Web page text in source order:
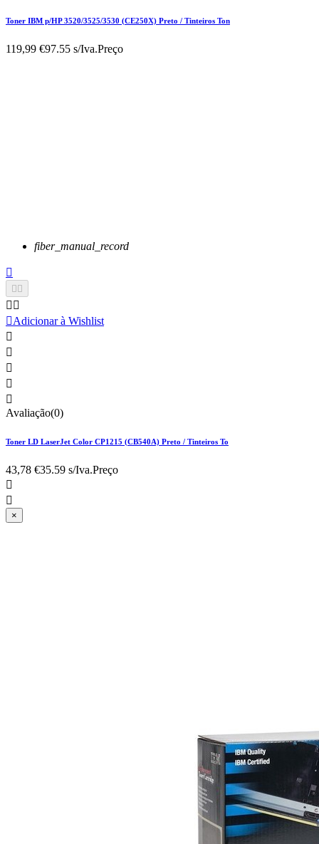
Toner IBM p/HP 3520/3525/3530 (CE250X) Preto / Tinteiros Ton
119,99 €97.55 s/Iva.Preço
fiber_manual_record

 
 
Adicionar à Wishlist





Avaliação(0)
Toner LD LaserJet Color CP1215 (CB540A) Preto / Tinteiros To
43,78 €35.59 s/Iva.Preço


×